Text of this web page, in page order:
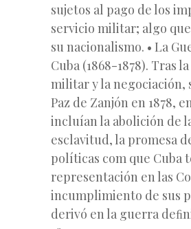
sujetos al pago de los
servicio militar; algo
su nacionalismo. • La
Cuba (1868-1878). Tras
militar y la negociación,
Paz de Zanjón en 1878,
incluían la abolición de
esclavitud, la promesa
políticas com que Cuba
representación en las
incumplimiento de sus
derivó en la guerra